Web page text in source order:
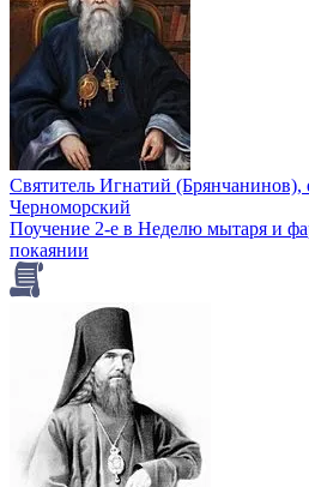
Святитель Игнатий (Брянчанинов),
Черноморский
Поучение 2-е в Неделю мытаря и
покаянии